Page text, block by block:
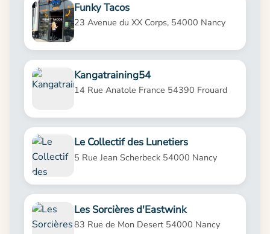
Funky Tacos
23 Avenue du XX Corps, 54000 Nancy
Kangatraining54
14 Rue Anatole France 54390 Frouard
Le Collectif des Lunetiers
5 Rue Jean Scherbeck 54000 Nancy
Les Sorcières d'Eastwink
83 Rue de Mon Desert 54000 Nancy